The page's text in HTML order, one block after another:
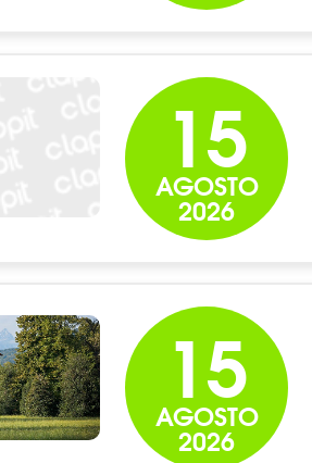
15
AGOSTO
2026
15
AGOSTO
2026